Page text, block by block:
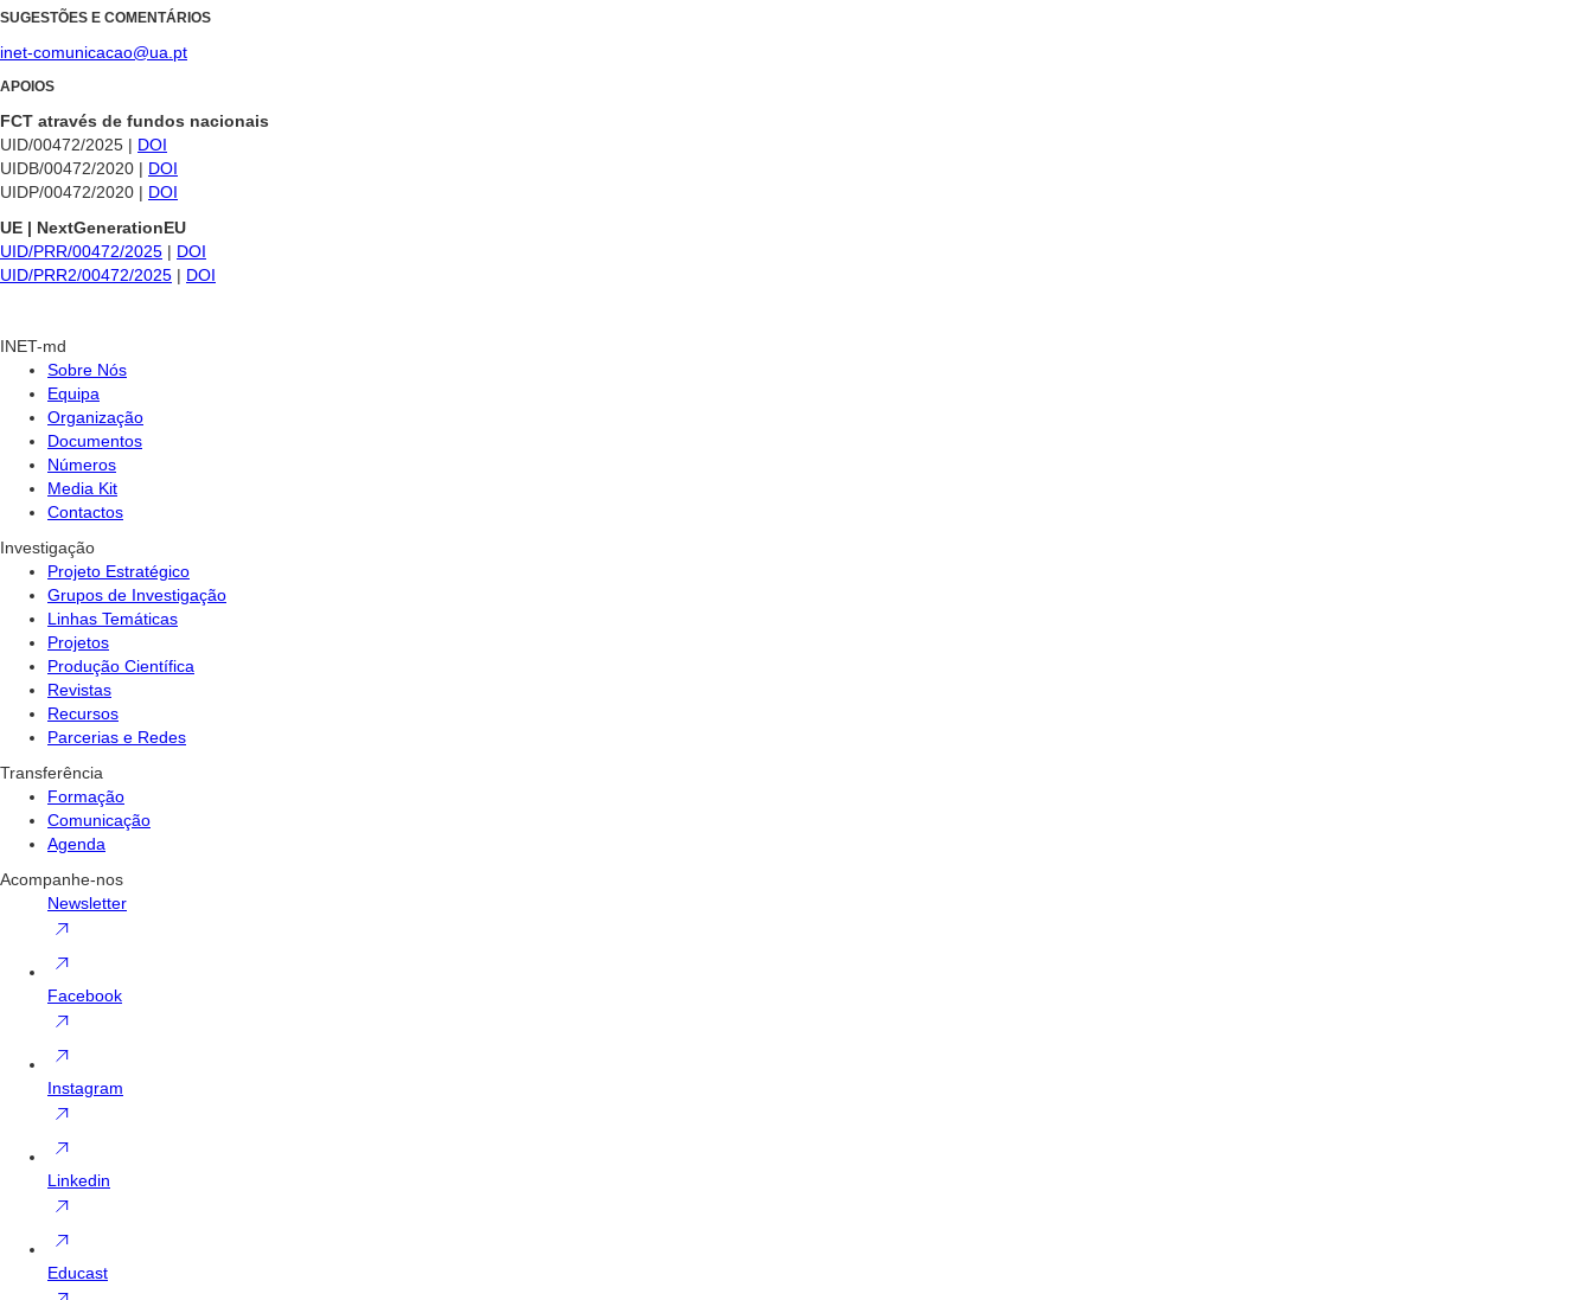
SUGESTÕES E COMENTÁRIOS
inet-comunicacao@ua.pt
APOIOS
FCT através de fundos nacionais
UID/00472/2025 | DOI
UIDB/00472/2020 | DOI
UIDP/00472/2020 | DOI
UE | NextGenerationEU
UID/PRR/00472/2025 | DOI
UID/PRR2/00472/2025 | DOI
INET-md
Sobre Nós
Equipa
Organização
Documentos
Números
Media Kit
Contactos
Investigação
Projeto Estratégico
Grupos de Investigação
Linhas Temáticas
Projetos
Produção Científica
Revistas
Recursos
Parcerias e Redes
Transferência
Formação
Comunicação
Agenda
Acompanhe-nos
Newsletter
Facebook
Instagram
Linkedin
Educast